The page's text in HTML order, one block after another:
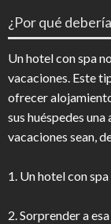
¿Por qué
Un hotel con spa
vacaciones. Este
ofrecer
sus huéspedes
vacaciones sean,
1. Un hotel con
2. Sorprender a